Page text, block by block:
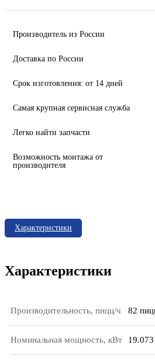
Производитель из России
Доставка по России
Срок изготовления: от 14 дней
Самая крупная сервисная служба
Легко найти запчасти
Возможность монтажа от
производителя
Характеристики
Характеристики
Производительность, пицц/ч 82
Номинальная мощность, кВт 19.073